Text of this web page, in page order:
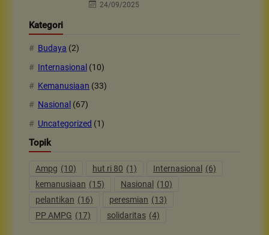
24/09/2025
Kategori
Budaya (2)
Internasional (10)
Kemanusiaan (33)
Nasional (67)
Uncategorized (1)
Topik
Ampg (10) hut ri 80 (1) Internasional
(6)
kemanusiaan (15) Nasional
(10)
pelantikan (16) peresmian (13)
PP AMPG (17) solidaritas (4)